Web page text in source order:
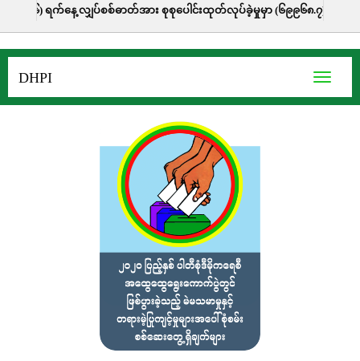
လျှပ်စစ်ဓာတ်အား စုစုပေါင်းထုတ်လုပ်ခဲ့မှုမှာ (၆၉၉၆၈.၇) မဂ္ဂါဝပ်နာရီဖြစ်ပါ
Toggle
DHPI